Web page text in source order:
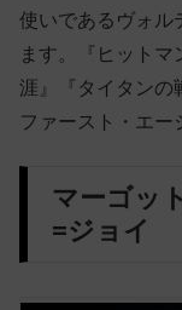
使いであるヴォル
ます。『ヒット
涯』『タイタンの
ファースト・エー
マーゴッ
=ジョイ